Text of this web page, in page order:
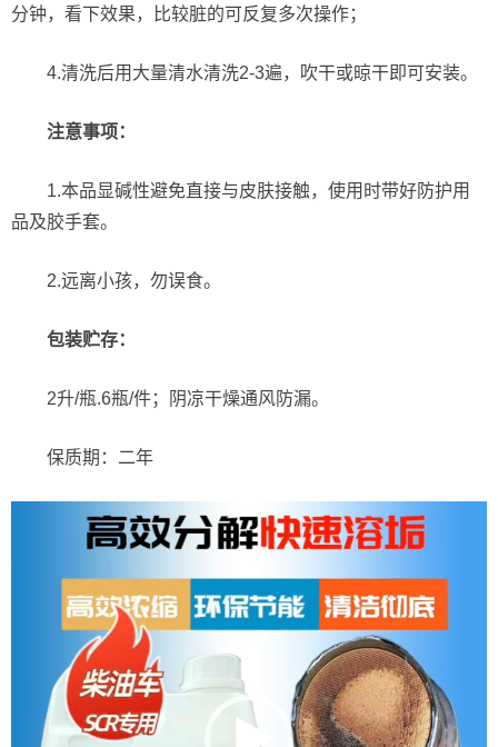
分钟，看下效果，比较脏的可反复多次操作；
4.清洗后用大量清水清洗2-3遍，吹干或晾干即可安装。
注意事项：
1.本品显碱性避免直接与皮肤接触，使用时带好防护用
品及胶手套。
2.远离小孩，勿误食。
包装贮存：
2升/瓶.6瓶/件；阴凉干燥通风防漏。
保质期：二年